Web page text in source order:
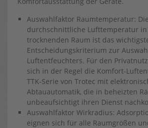
Auswahlfaktor Raumtemperatur: Die
durchschnittliche Lufttemperatur in
trocknenden Raum ist das
Entscheidungskriterium zur
Luftentfeuchters. Für den
sich in der Regel die Komfort-
TTK-Serie von Trotec mit
Abtauautomatik, die in beheizten
unbeaufsichtigt ihren Dienst
Auswahlfaktor Wirkradius:
eignen sich für alle Raumgrößen